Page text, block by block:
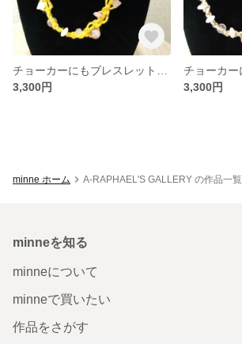
3,300円
3,300円
minne ホーム A-RAPHAEL'S GALLERY の作品一覧
minneを知る
minneについて
minneで買いたい
作品をさがす